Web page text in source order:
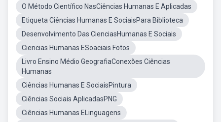
O Método Científico NasCiências Humanas E Aplicadas
Etiqueta Ciências Humanas E SociaisPara Biblioteca
Desenvolvimento Das CienciasHumanas E Sociais
Ciencias Humanas ESoaciais Fotos
Livro Ensino Médio GeografiaConexões Ciências
Humanas
Ciências Humanas E SociaisPintura
Ciências Sociais AplicadasPNG
Ciências Humanas ELinguagens